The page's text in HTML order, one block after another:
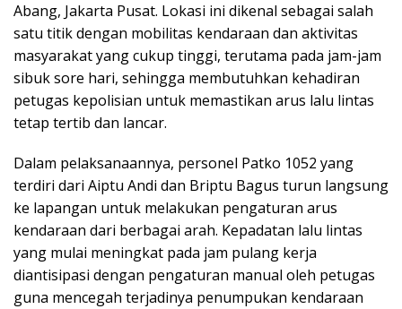
Abang, Jakarta Pusat. Lokasi ini dikenal sebagai salah
satu titik dengan mobilitas kendaraan dan aktivitas
masyarakat yang cukup tinggi, terutama pada jam-jam
sibuk sore hari, sehingga membutuhkan kehadiran
petugas kepolisian untuk memastikan arus lalu lintas
tetap tertib dan lancar.
Dalam pelaksanaannya, personel Patko 1052 yang
terdiri dari Aiptu Andi dan Briptu Bagus turun langsung
ke lapangan untuk melakukan pengaturan arus
kendaraan dari berbagai arah. Kepadatan lalu lintas
yang mulai meningkat pada jam pulang kerja
diantisipasi dengan pengaturan manual oleh petugas
guna mencegah terjadinya penumpukan kendaraan